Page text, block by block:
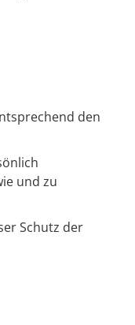
den
und zu
Schutz der